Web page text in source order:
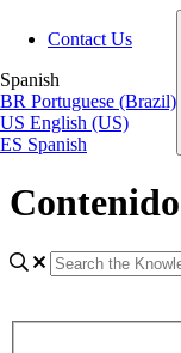
Contact Us
Spanish
BR Portuguese (Brazil)
US English (US)
ES Spanish